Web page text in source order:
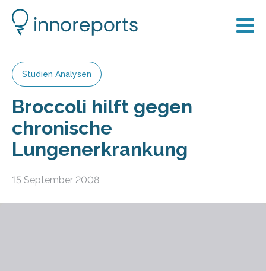
Studien Analysen
Broccoli hilft gegen
chronische
Lungenerkrankung
15 September 2008